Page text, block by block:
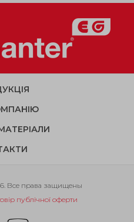
Все права защищены
публічної оферти